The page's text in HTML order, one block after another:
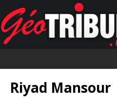
Riyad Mansour